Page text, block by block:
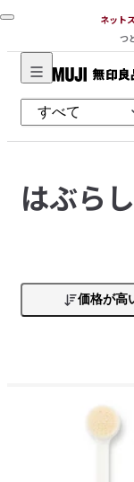
ネット
つ
無
印
良
ネ
ッ
はぶらし
価格が高